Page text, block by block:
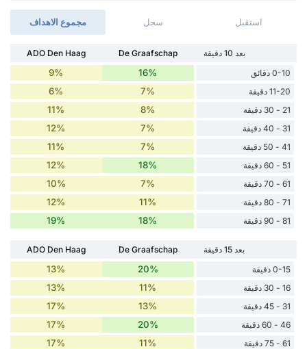
مجموع الاهداف سجل استقبل
بعد 10 دقيقة De Graafschap
ADO Den Haag
0-10 دقائق
16%
9%
11-20 دقيقة 7%
6%
21 - 30 دقيقة 8%
11%
31 - 40 دقيقة 7%
12%
41 - 50 دقيقة 7%
11%
51 - 60 دقيقة 18%
12%
61 - 70 دقيقة 7%
10%
71 - 80 دقيقة 11%
12%
81 - 90 دقيقة 18%
19%
بعد 15 دقيقة De Graafschap
ADO Den Haag
0-15 دقيقة
20%
13%
16 - 30 دقيقة 11%
13%
31 - 45 دقيقة 13%
17%
46 - 60 دقيقة 20%
17%
61 - 75 دقيقة 11%
17%